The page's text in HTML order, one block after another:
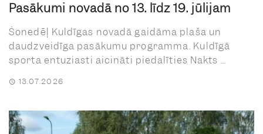
Pasākumi novadā no 13. līdz 19. jūlijam
Šonedēļ Kuldīgas novadā gaidāma plaša un
daudzveidīga pasākumu programma. Kuldīgā
sporta entuziasti aicināti piedalīties Nakts ...
13.07.2026